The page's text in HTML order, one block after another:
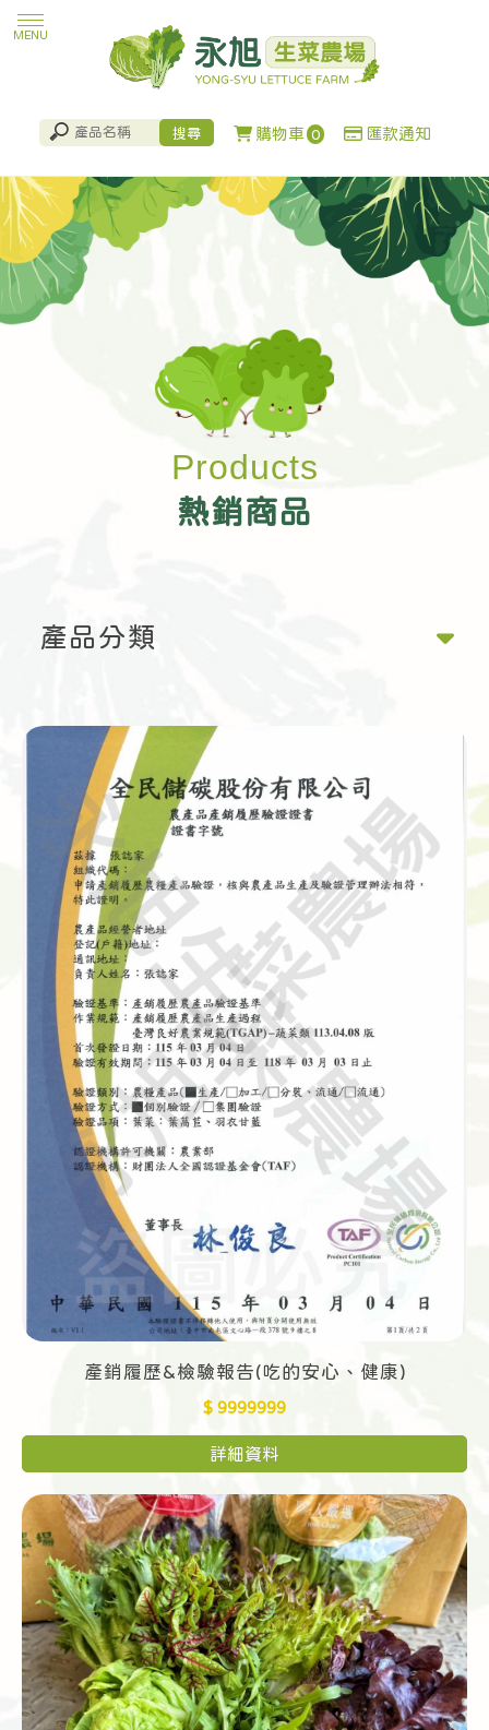
購物車 0 匯款通知
熱銷商品
產品分類
產銷履歷&檢驗報告(吃的安心、健康)
$ 9999999
詳細資料